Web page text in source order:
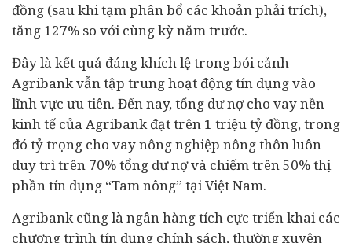
đồng (sau khi tạm phân bổ các khoản phải trích),
tăng 127% so với cùng kỳ năm trước.
Đây là kết quả đáng khích lệ trong bói cảnh
Agribank vẫn tập trung hoạt động tín dụng vào
lĩnh vực ưu tiên. Đến nay, tổng dư nợ cho vay nền
kinh tế của Agribank đạt trên 1 triệu tỷ đồng, trong
đó tỷ trọng cho vay nông nghiệp nông thôn luôn
duy trì trên 70% tổng dư nợ và chiếm trên 50% thị
phần tín dụng “Tam nông” tại Việt Nam.
Agribank cũng là ngân hàngtích cực triển khai các
chương trình tín dụng chính sách, thường xuyên